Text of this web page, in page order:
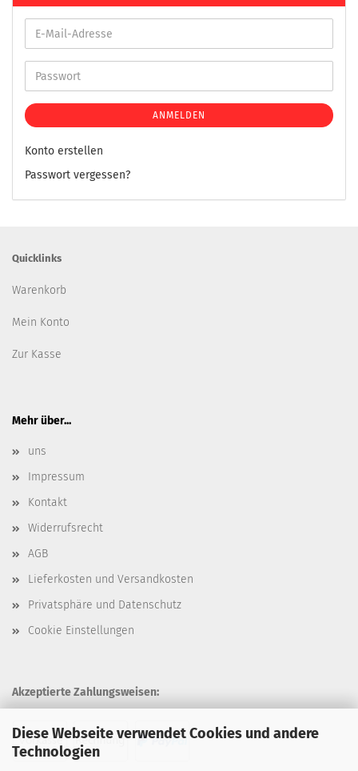
Diese Webseite verwendet Cookies und andere
Technologien
ANMELDEN
Konto erstellen
Passwort vergessen?
Quicklinks
Warenkorb
Mein Konto
Zur Kasse
Mehr über...
uns
Impressum
Kontakt
Widerrufsrecht
AGB
Lieferkosten und Versandkosten
Privatsphäre und Datenschutz
Cookie Einstellungen
Akzeptierte Zahlungsweisen: